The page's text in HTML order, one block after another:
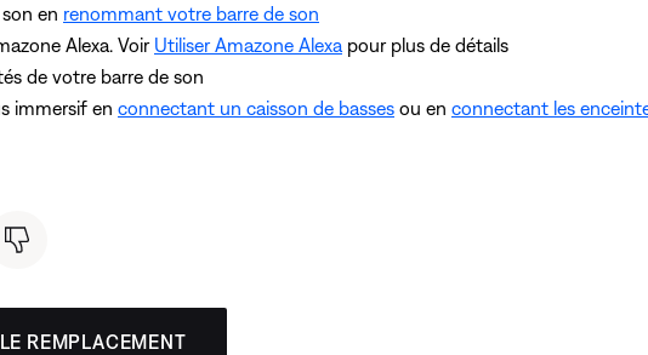
en renommant votre barre de son
Alexa. Voir Utiliser Amazone Alexa pour plus de détails
de votre barre de son
immersif en connectant un caisson de basses ou en connectant les
REMPLACEMENT